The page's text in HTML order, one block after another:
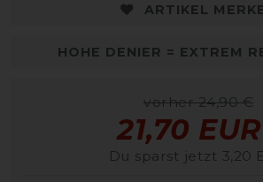
ARTIKEL
HOHE DENIER = EXTREM
vorher 24,90 €
21,70 EUR
Du sparst jetzt 3,20